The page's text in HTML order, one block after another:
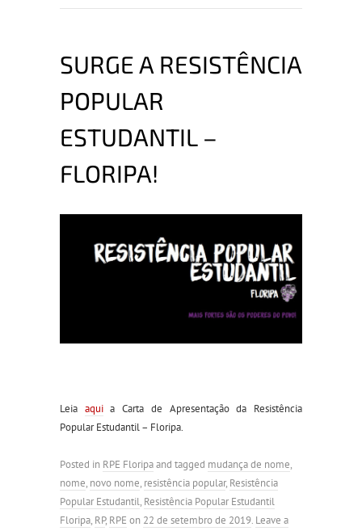
SURGE A RESISTÊNCIA
POPULAR
ESTUDANTIL –
FLORIPA!
Leia aquia Carta de Apresentação da Resistência
Popular Estudantil – Floripa.
Posted in RPE Floripaand tagged mudança de nome,
nome, novo nome, resistência popular, Resistência
Popular Estudantil, Resistência Popular Estudantil
Floripa, RP, RPE on 22 de setembro de 2019. Leave a